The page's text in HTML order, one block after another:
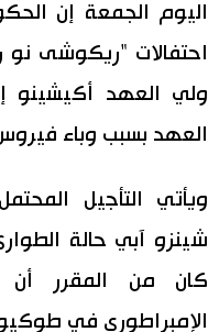
مانغا وأنيمي
علوم وتكنولوجيا
صور
أشخاص
الأكثر تفاعلا
اللغة اليابانية
اليوم الجمعة إن
احتفالات "ريكوشى
ولي العهد أكيشينو
العهد بسبب وباء
ويأتي التأجيل
شينزو آبي حالة
كان من المقرر أن
الإمبراطوري في طوكيو في 19